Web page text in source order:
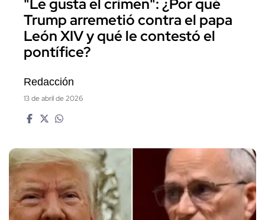
"Le gusta el crimen": ¿Por qué
Trump arremetió contra el papa
León XIV y qué le contestó el
pontífice?
Redacción
13 de abril de 2026